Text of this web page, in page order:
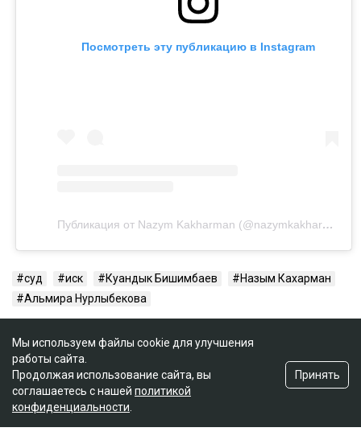
Посмотреть эту публикацию в Instagram
Публикация от Nazym Kakharman (@nazymkakharman)
суд иск Куандык Бишимбаев
Назым Кахарман
Альмира Нурлыбекова
Мы используем файлы cookie для улучшения
работы сайта.
Продолжая использование сайта, вы
соглашаетесь с нашей политикой
конфиденциальности
Принять